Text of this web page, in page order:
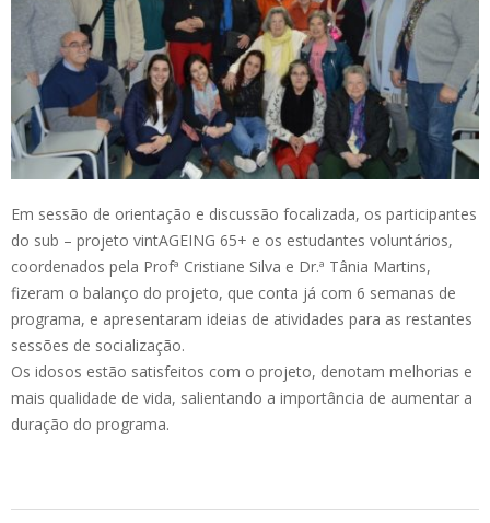
Em sessão de orientação e discussão focalizada, os participantes
do sub – projeto vintAGEING 65+ e os estudantes voluntários,
coordenados pela Profª Cristiane Silva e Dr.ª Tânia Martins,
fizeram o balanço do projeto, que conta já com 6 semanas de
programa, e apresentaram ideias de atividades para as restantes
sessões de socialização.
Os idosos estão satisfeitos com o projeto, denotam melhorias e
mais qualidade de vida, salientando a importância de aumentar a
duração do programa.